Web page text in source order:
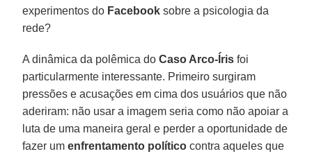
experimentos do Facebook sobre a psicologia da
rede?
A dinâmica da polêmica doCaso Arco-Íris foi
particularmente interessante. Primeiro surgiram
pressões e acusações em cima dos usuários que não
aderiram: não usar a imagem seria como não apoiar a
luta de uma maneira geral e perder a oportunidade de
fazer umenfrentamento político contra aqueles que